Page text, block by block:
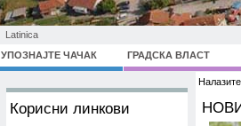
Latinica
УПОЗНАЈТЕ ЧАЧАК
ГРАДСКА ВЛАСТ
Корисни линкови